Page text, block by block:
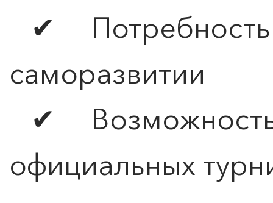
✔ Потребность
саморазвитии
✔ Возможность
официальных